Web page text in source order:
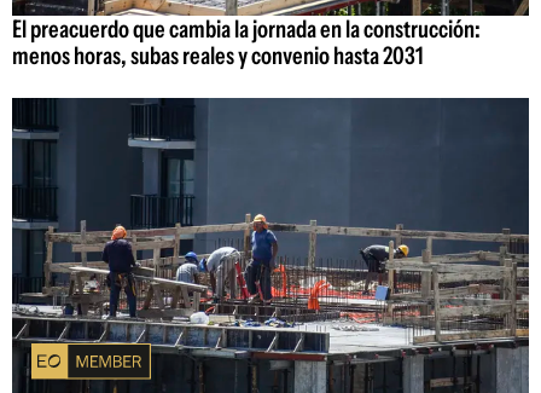
El preacuerdo que cambia la jornada en la construcción:
menos horas, subas reales y convenio hasta 2031